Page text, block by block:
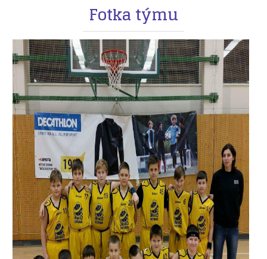
Fotka týmu